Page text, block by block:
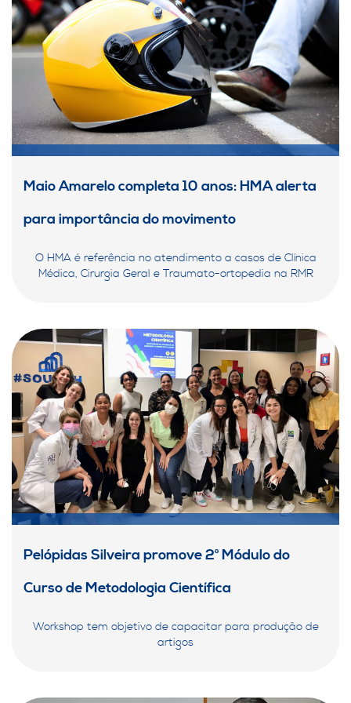
Maio Amarelo completa 10 anos: HMA alerta
para importância do movimento
O HMA é referência no atendimento a casos de Clínica
Médica, Cirurgia Geral e Traumato-ortopedia na RMR
Pelópidas Silveira promove 2° Módulo do
Curso de Metodologia Científica
Workshop tem objetivo de capacitar para produção de
artigos